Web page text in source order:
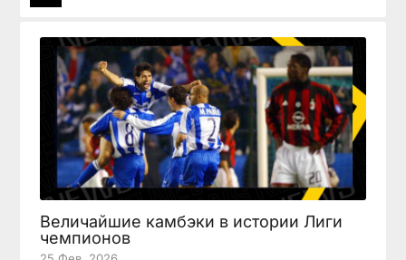
Величайшие камбэки в истории Лиги
чемпионов